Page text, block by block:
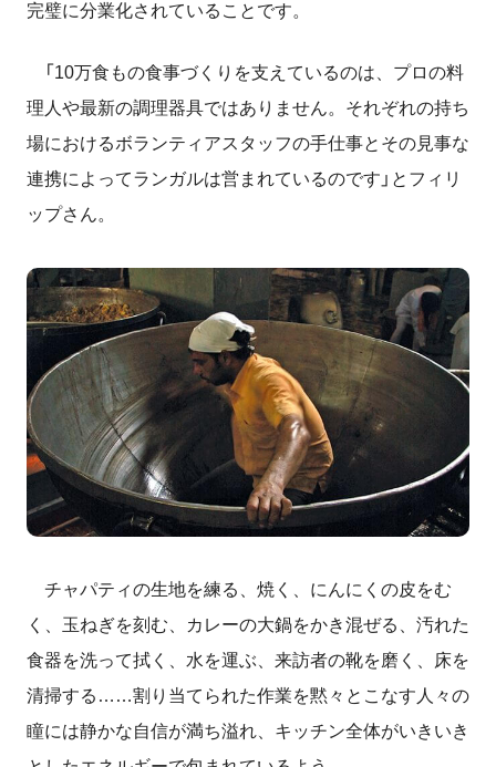
完璧に分業化されていることです。
「10万食もの食事づくりを支えているのは、プロの料
理人や最新の調理器具ではありません。それぞれの持ち
場におけるボランティアスタッフの手仕事とその見事な
連携によってランガルは営まれているのです」とフィリ
ップさん。
チャパティの生地を練る、焼く、にんにくの皮をむ
く、玉ねぎを刻む、カレーの大鍋をかき混ぜる、汚れた
食器を洗って拭く、水を運ぶ、来訪者の靴を磨く、床を
清掃する……割り当てられた作業を黙々とこなす人々の
瞳には静かな自信が満ち溢れ、キッチン全体がいきいき